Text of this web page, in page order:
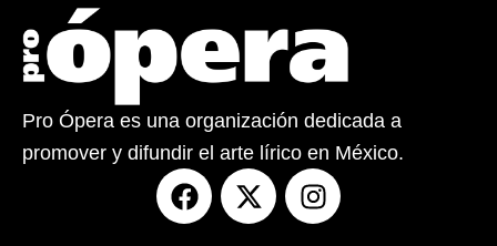
Pro Ópera es una organización dedicada a
promover y difundir el arte lírico en México.
F
a
X
-
I
n